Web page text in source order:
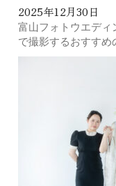
2025年12月30日
富山フォトウエデ
で撮影するおすすめ